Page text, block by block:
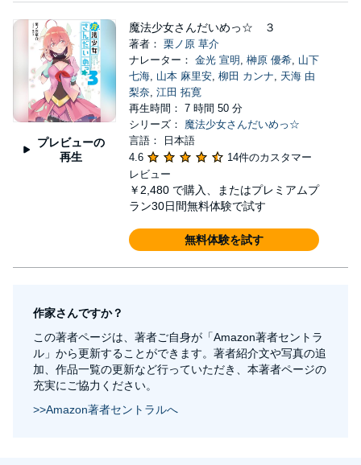
プレビューの
再生
魔法少女さんだいめっ☆ ３
著者： 栗ノ原 草介
ナレーター： 金光 宣明 , 榊原 優希, 山下
七海, 山本 麻里安, 柳田 カンナ, 天海 由
梨奈, 江田 拓寛
再生時間： 7 時間 50 分
シリーズ： 魔法少女さんだいめっ☆
言語： 日本語
4.6
14件のカスタマー
レビュー
￥2,480 で購入、またはプレミアムプ
ラン30日間無料体験で試す
無料体験を試す
作家さんですか？
この著者ページは、著者ご自身が「Amazon著者セントラ
ル」から更新することができます。著者紹介文や写真の追
加、作品一覧の更新など行っていただき、本著者ページの
充実にご協力ください。
>>Amazon著者セントラルへ